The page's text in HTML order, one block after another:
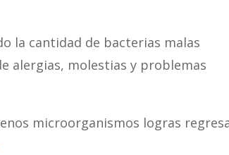
la cantidad de bacterias malas
alergias, molestias y problemas
microorganismos logras